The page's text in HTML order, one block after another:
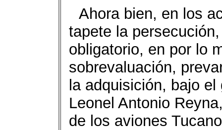
Ahora bien, en los
tapete la
obligatorio, en por lo
sobrevaluación,
la adquisición, bajo
Leonel Antonio
de los aviones